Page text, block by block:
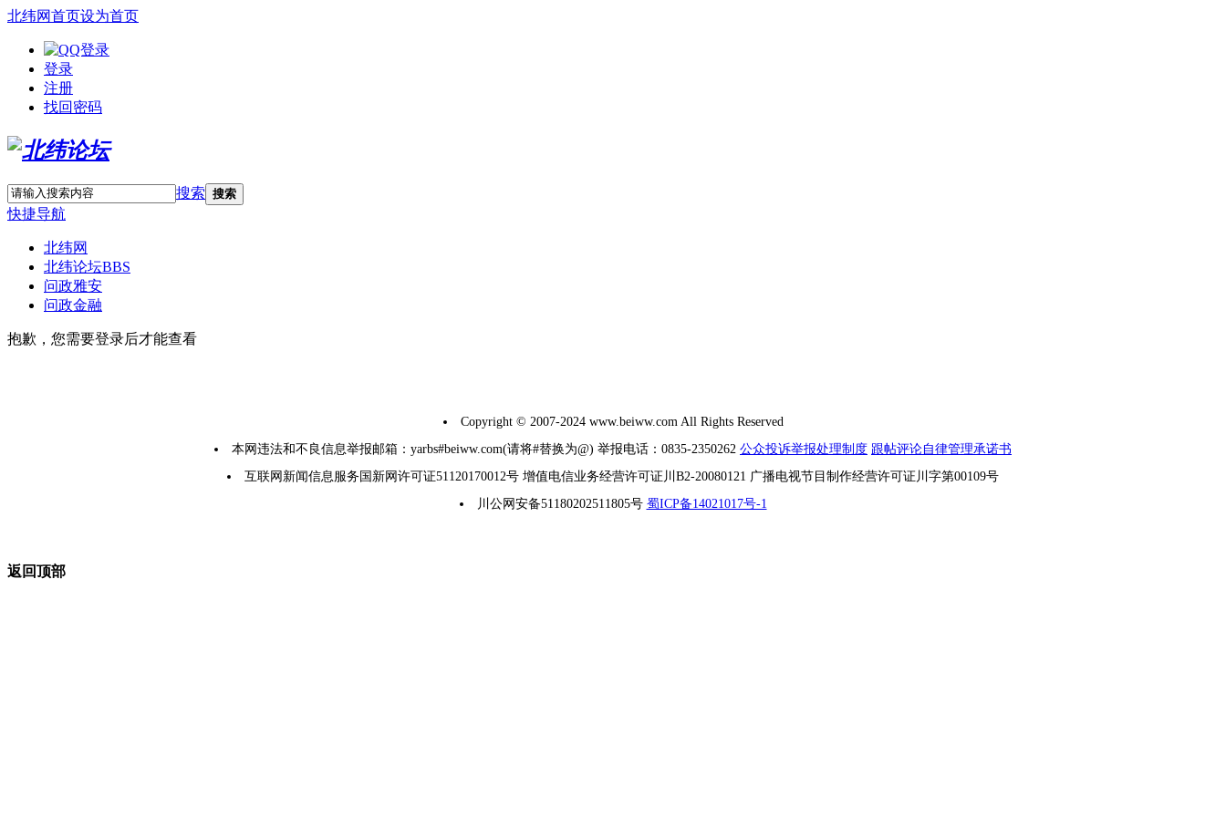
北纬网首页设为首页
登录
注册
找回密码
搜索 搜索
快捷导航
北纬网
北纬论坛BBS
问政雅安
问政金融
抱歉，您需要登录后才能查看
Copyright © 2007-2024 www.beiww.com All Rights Reserved
本网违法和不良信息举报邮箱：yarbs#beiww.com(请将#替换为@) 举报电话：0835-2350262 公众投诉举报处理制度 跟帖评论自律管理承诺书
互联网新闻信息服务国新网许可证51120170012号 增值电信业务经营许可证川B2-20080121 广播电视节目制作经营许可证川字第00109号
川公网安备51180202511805号 蜀ICP备14021017号-1
返回顶部